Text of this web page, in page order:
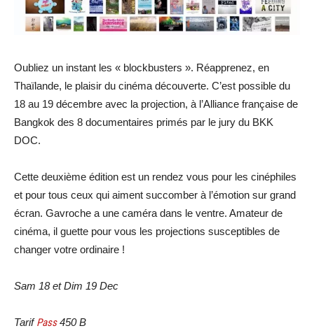
Oubliez un instant les « blockbusters ». Réapprenez, en
Thaïlande, le plaisir du cinéma découverte. C’est possible du
18 au 19 décembre avec la projection, à l’Alliance française de
Bangkok des 8 documentaires primés par le jury du BKK
DOC.
Cette deuxième édition est un rendez vous pour les cinéphiles
et pour tous ceux qui aiment succomber à l’émotion sur grand
écran. Gavroche a une caméra dans le ventre. Amateur de
cinéma, il guette pour vous les projections susceptibles de
changer votre ordinaire !
Sam 18 et Dim 19 Dec
TarifPass450 B